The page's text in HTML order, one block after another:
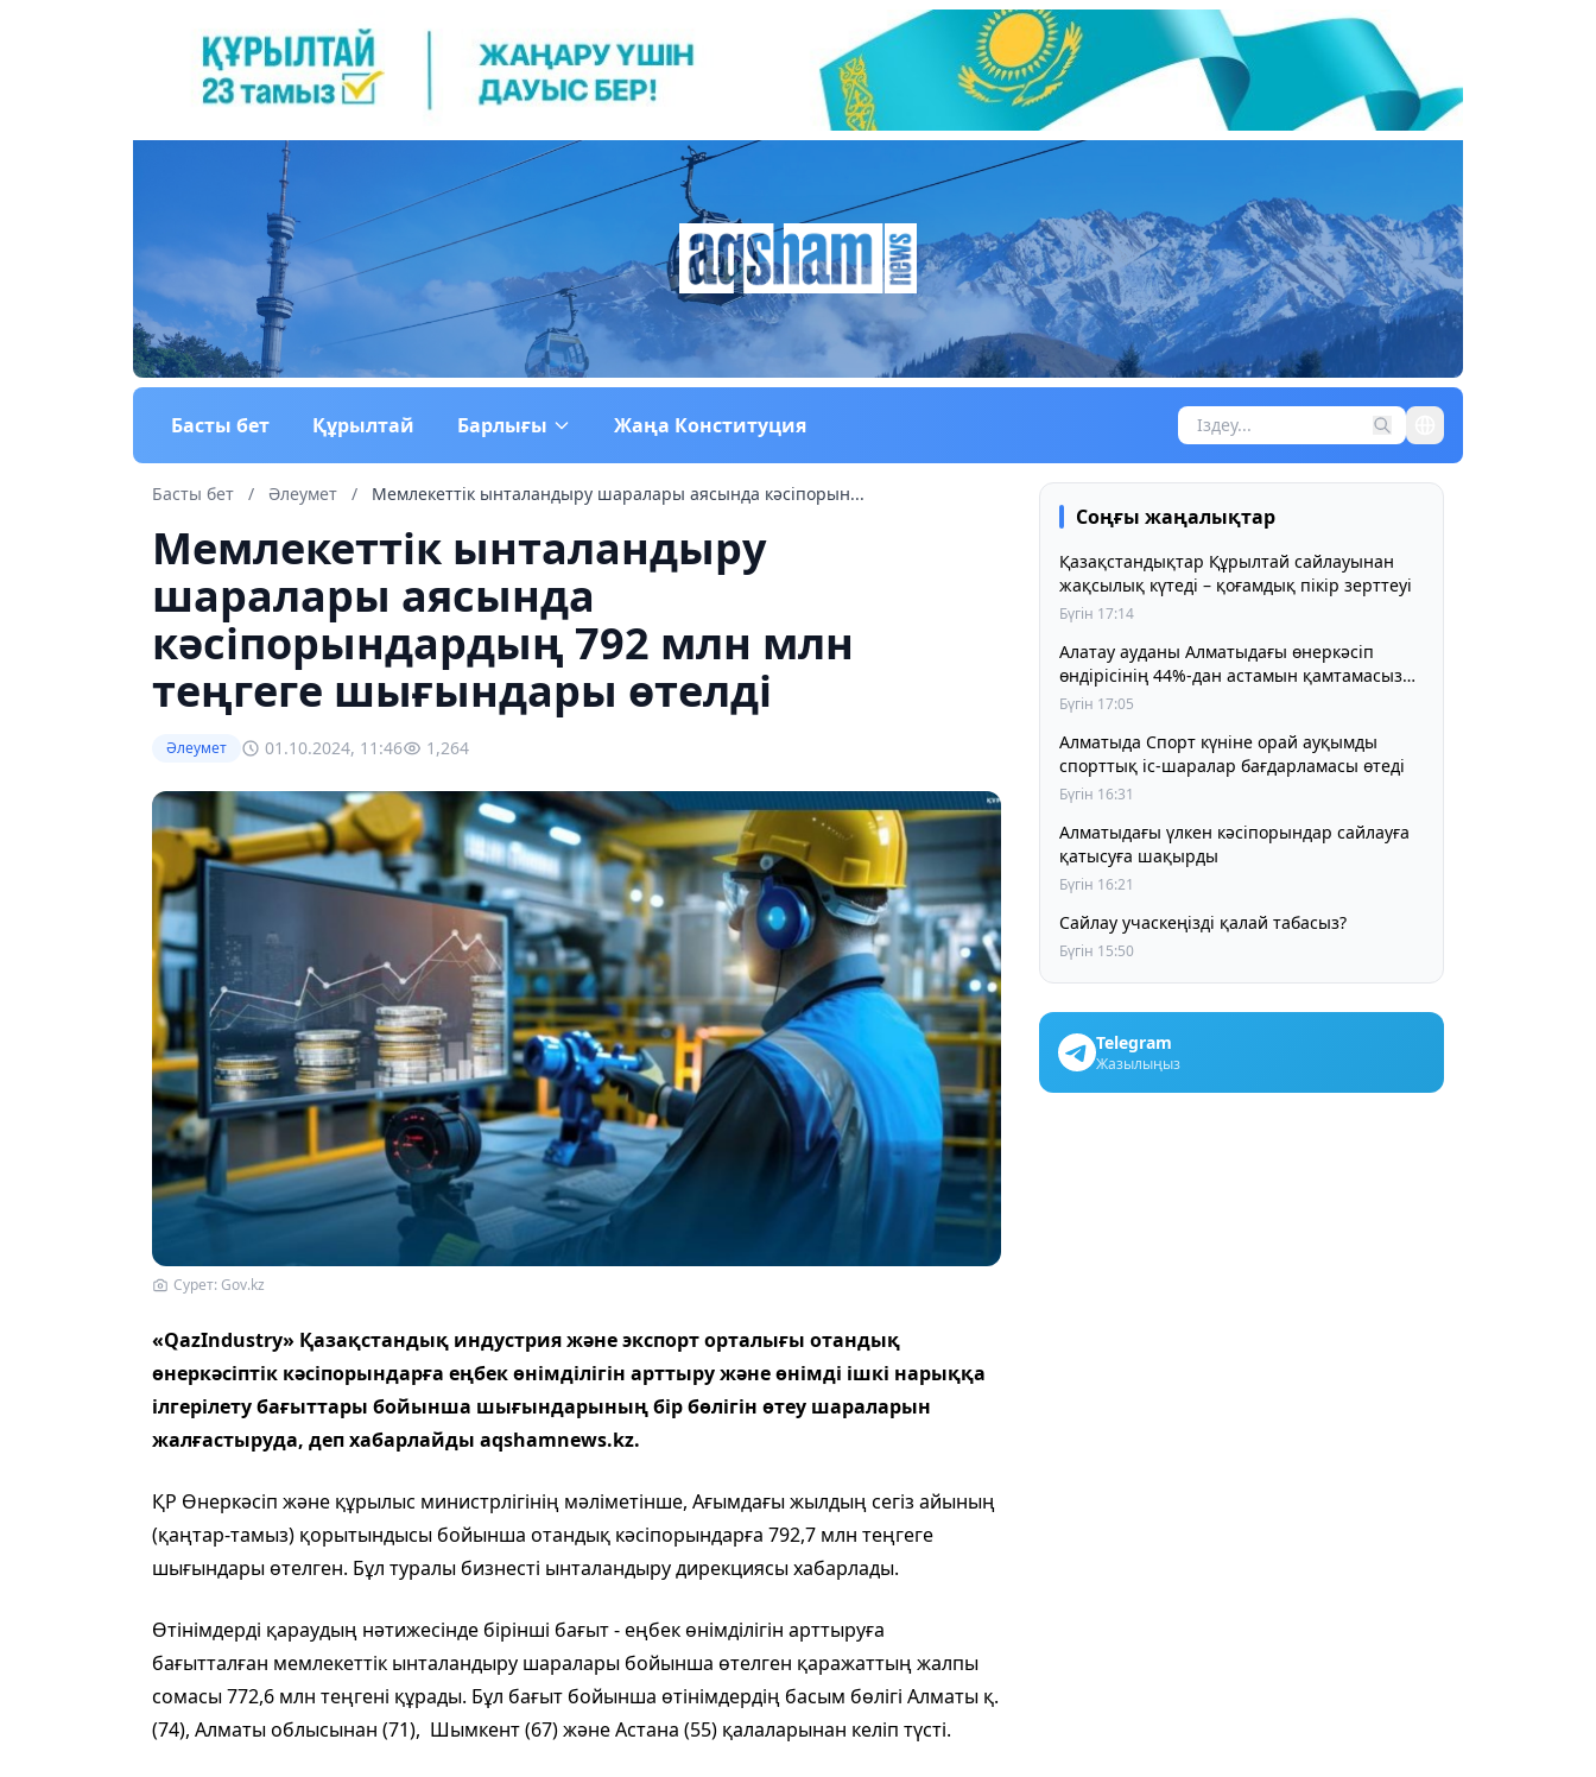
Басты бет Құрылтай Барлығы Жаңа Конституция
Басты бет / Әлеумет / Мемлекеттік ынталандыру шаралары аясында кәсіпорын...
Мемлекеттік ынталандыру
шаралары аясында
кәсіпорындардың 792 млн млн
теңгеге шығындары өтелді
Әлеумет 01.10.2024, 11:46 1,264
Сурет: Gov.kz
«QazIndustry» Қазақстандық индустрия және экспорт орталығы отандық
өнеркәсіптік кәсіпорындарға еңбек өнімділігін арттыру және өнімді ішкі нарыққа
ілгерілету бағыттары бойынша шығындарының бір бөлігін өтеу шараларын
жалғастыруда, деп хабарлайды aqshamnews.kz.
ҚР Өнеркәсіп және құрылыс министрлігінің мәліметінше, Ағымдағы жылдың сегіз айының
(қаңтар-тамыз) қорытындысы бойынша отандық кәсіпорындарға 792,7 млн теңгеге
шығындары өтелген. Бұл туралы бизнесті ынталандыру дирекциясы хабарлады.
Өтінімдерді қараудың нәтижесінде бірінші бағыт - еңбек өнімділігін арттыруға
бағытталған мемлекеттік ынталандыру шаралары бойынша өтелген қаражаттың жалпы
сомасы 772,6 млн теңгені құрады. Бұл бағыт бойынша өтінімдердің басым бөлігі Алматы қ.
(74), Алматы облысынан (71), Шымкент (67) және Астана (55) қалаларынан келіп түсті.
Соңғы жаңалықтар
Қазақстандықтар Құрылтай сайлауынан
жақсылық күтеді – қоғамдық пікір зерттеуі
Бүгін 17:14
Алатау ауданы Алматыдағы өнеркәсіп
өндірісінің 44%-дан астамын қамтамасыз
етіп отыр
Бүгін 17:05
Алматыда Спорт күніне орай ауқымды
спорттық іс-шаралар бағдарламасы өтеді
Бүгін 16:31
Алматыдағы үлкен кәсіпорындар сайлауға
қатысуға шақырды
Бүгін 16:21
Сайлау учаскеңізді қалай табасыз?
Бүгін 15:50
Telegram
Жазылыңыз